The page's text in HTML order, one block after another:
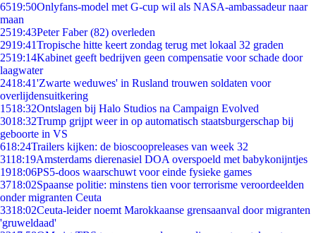
6519:50Onlyfans-model met G-cup wil als NASA-ambassadeur naar
maan
2519:43Peter Faber (82) overleden
2919:41Tropische hitte keert zondag terug met lokaal 32 graden
2519:14Kabinet geeft bedrijven geen compensatie voor schade door
laagwater
2418:41'Zwarte weduwes' in Rusland trouwen soldaten voor
overlijdensuitkering
1518:32Ontslagen bij Halo Studios na Campaign Evolved
3018:32Trump grijpt weer in op automatisch staatsburgerschap bij
geboorte in VS
618:24Trailers kijken: de bioscoopreleases van week 32
3118:19Amsterdams dierenasiel DOA overspoeld met babykonijntjes
1918:06PS5-doos waarschuwt voor einde fysieke games
3718:02Spaanse politie: minstens tien voor terrorisme veroordeelden
onder migranten Ceuta
3318:02Ceuta-leider noemt Marokkaanse grensaanval door migranten
'gruweldaad'